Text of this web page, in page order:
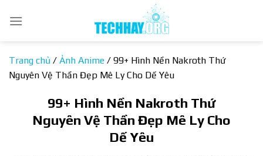
qua
Trang chủ / Ảnh Anime / 99+ Hình Nền Nakroth Thứ
Nguyên Vệ Thần Đẹp Mê Ly Cho Dế Yêu
99+ Hình Nền Nakroth Thứ
Nguyên Vệ Thần Đẹp Mê Ly Cho
Dế Yêu